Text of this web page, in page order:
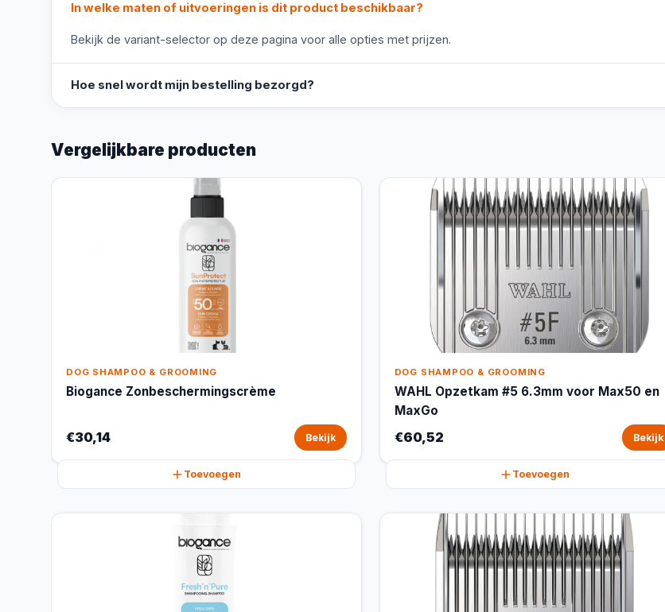
In welke maten of uitvoeringen is dit product beschikbaar?
Bekijk de variant-selector op deze pagina voor alle opties met prijzen.
Hoe snel wordt mijn bestelling bezorgd?
Vergelijkbare producten
DOG SHAMPOO & GROOMING
Biogance Zonbeschermingscrème
€30,14 Bekijk
Toevoegen
DOG SHAMPOO & GROOMING
WAHL Opzetkam #5 6.3mm voor Max50 en
MaxGo
€60,52 Bekijk
Toevoegen